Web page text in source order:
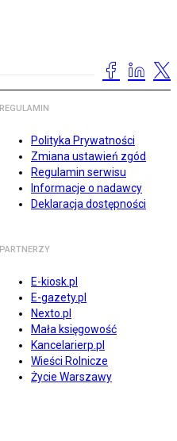
REGULAMIN
Polityka Prywatności
Zmiana ustawień zgód
Regulamin serwisu
Informacje o nadawcy
Deklaracja dostępności
PARTNERZY
E-kiosk.pl
E-gazety.pl
Nexto.pl
Mała księgowość
Kancelarierp.pl
Wieści Rolnicze
Życie Warszawy